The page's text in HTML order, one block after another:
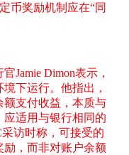
币奖励机制应在“同
Jamie Dimon表示，
下运行。他指出，
额支付收益，本质与
适用与银行相同的
访时称，可接受的
励，而非对账户余额